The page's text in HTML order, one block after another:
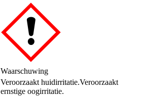
Waarschuwing
Veroorzaakt huidirritatie.Veroorzaakt
ernstige oogirritatie.